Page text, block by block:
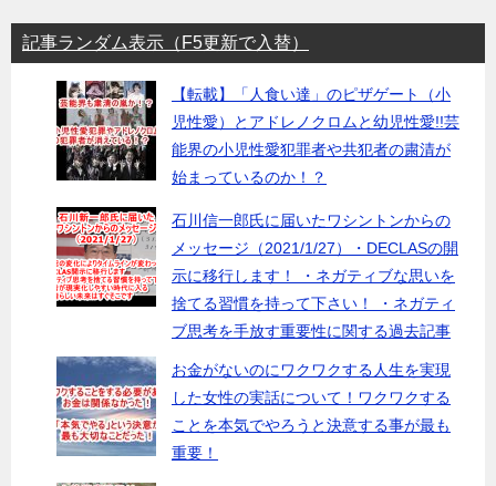
記事ランダム表示（F5更新で入替）
【転載】「人食い達」のピザゲート（小
児性愛）とアドレノクロムと幼児性愛!!芸
能界の小児性愛犯罪者や共犯者の粛清が
始まっているのか！？
石川信一郎氏に届いたワシントンからの
メッセージ（2021/1/27）・DECLASの開
示に移行します！ ・ネガティブな思いを
捨てる習慣を持って下さい！ ・ネガティ
ブ思考を手放す重要性に関する過去記事
お金がないのにワクワクする人生を実現
した女性の実話について！ワクワクする
ことを本気でやろうと決意する事が最も
重要！